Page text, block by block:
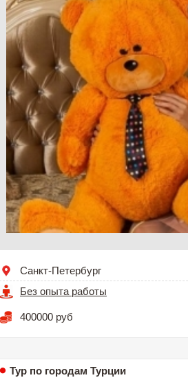
Санкт-Петербург
Без опыта работы
400000 руб
Тур по городам Турции